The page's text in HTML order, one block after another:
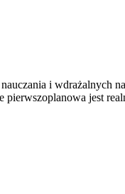
i wdrażalnych
jest